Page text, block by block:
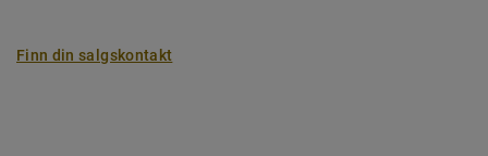
Finn din salgskontakt